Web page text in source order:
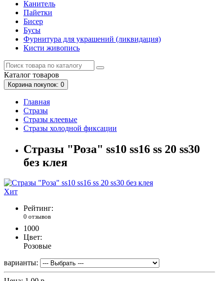
Канитель
Пайетки
Бисер
Бусы
Фурнитура для украшений (ликвидация)
Кисти живопись
Каталог товаров
Корзина покупок: 0
Главная
Стразы
Стразы клеевые
Стразы холодной фиксации
Стразы "Роза" ss10 ss16 ss 20 ss30
без клея
Хит
Рейтинг:
0 отзывов
1000
Цвет:
Розовые
варианты: